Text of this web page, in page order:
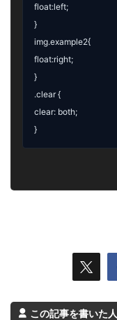
float:left;
}
img.example2{
float:right;
}
.clear {
clear: both;
この記事を書いた人